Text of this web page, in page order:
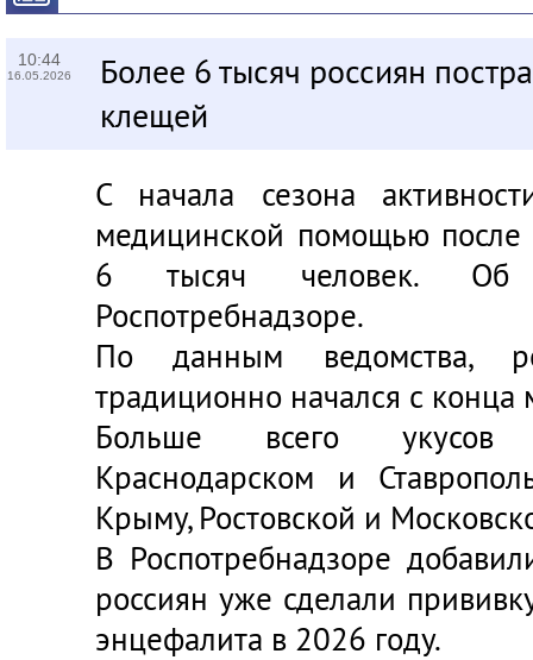
10:44
16.05.2026
Более 6 тысяч россиян
клещей
С начала сезона
медицинской помощью после
6 тысяч человек.
Роспотребнадзоре.
По данным ведомства,
традиционно начался с конца
Больше всего укусов
Краснодарском и
Крыму, Ростовской и
В Роспотребнадзоре
россиян уже сделали
энцефалита в 2026 году.